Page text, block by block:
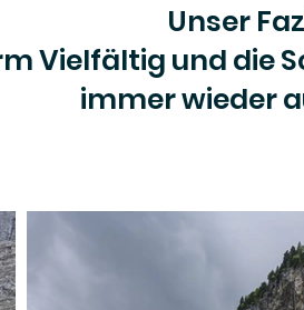
Unser
Vielfältig und die
immer wieder